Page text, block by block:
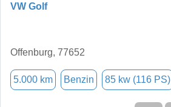
VW Golf
Offenburg, 77652
5.000 km Benzin 85 kw (116 PS)